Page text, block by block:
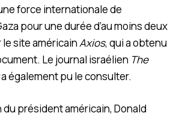
force internationale de
pour une durée d’au moins deux
le site américainAxios, qui a obtenu
Le journal israélien The
a également pu le consulter.
du président américain, Donald